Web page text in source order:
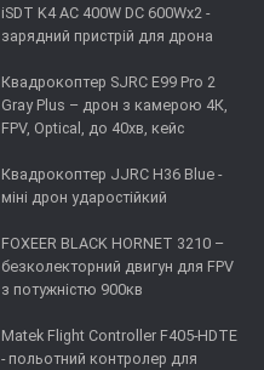
iSDT K4 AC 400W DC 600Wx2 -
зарядний пристрій для дрона
Квадрокоптер SJRC E99 Pro 2
Gray Plus – дрон з камерою 4К,
FPV, Optical, до 40хв, кейс
Квадрокоптер JJRC H36 Blue -
міні дрон ударостійкий
FOXEER BLACK HORNET 3210 –
безколекторний двигун для FPV
з потужністю 900кв
Matek Flight Controller F405-HDTE
- польотний контролер для